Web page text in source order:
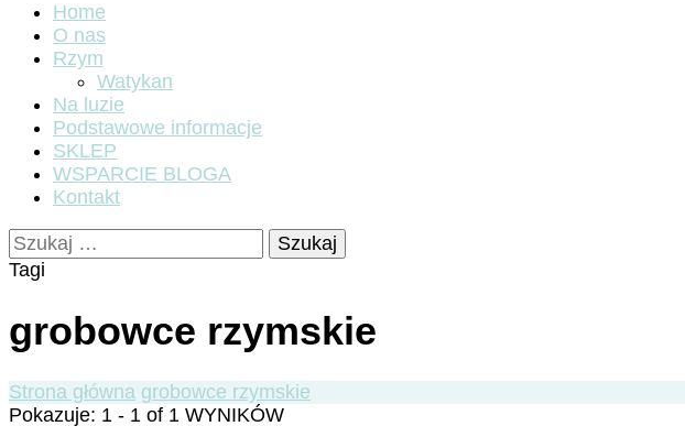
Home
O nas
Rzym
Watykan
Na luzie
Podstawowe informacje
SKLEP
WSPARCIE BLOGA
Kontakt
Szukaj:
Tagi
grobowce rzymskie
Strona główna grobowce rzymskie
Pokazuje: 1 - 1 of 1 WYNIKÓW